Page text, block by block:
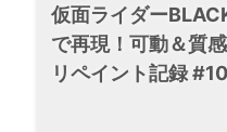
仮面ライダー
で再現！可動＆質
リペイント記録